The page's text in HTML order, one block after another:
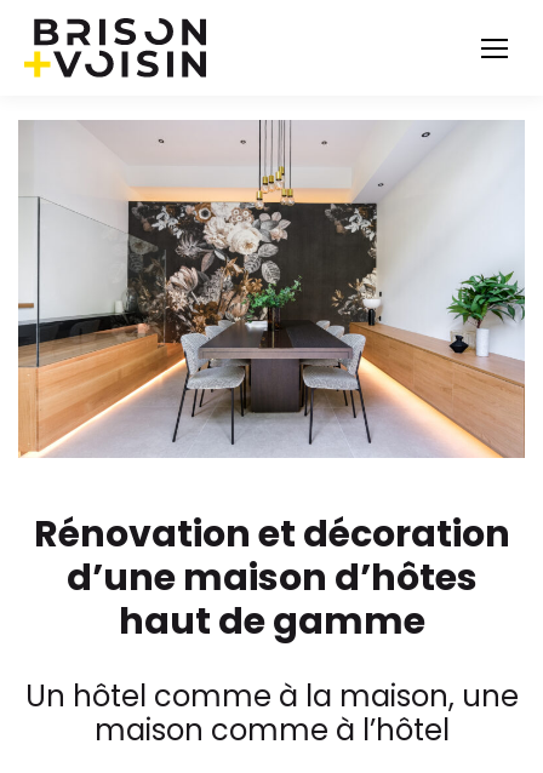
Rénovation et décoration
d’une maison d’hôtes
haut de gamme
Un hôtel comme à la maison, une
maison comme à l’hôtel